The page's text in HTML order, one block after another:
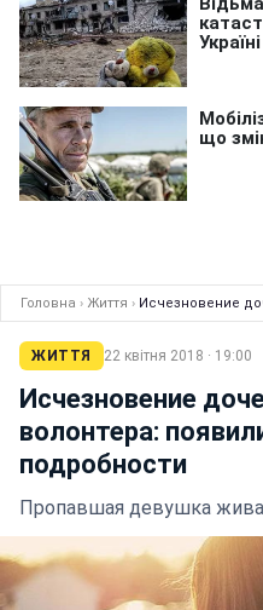
Головна › Життя › Исчезновение
ЖИТТЯ 22 квітня 2018 · 19:00
Исчезновение
волонтера:
подробности
Пропавшая девушка